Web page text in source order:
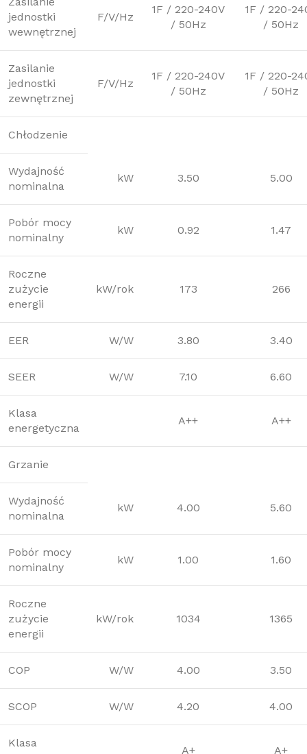
jednostki
wewnętrznej
F/V/Hz
1F / 220-240V
/ 50Hz
1F / 220-
/ 50Hz
Zasilanie
jednostki
zewnętrznej
F/V/Hz
1F / 220-240V
/ 50Hz
1F / 220-
/ 50Hz
Chłodzenie
Wydajność
nominalna
kW 3.50 5.00
Pobór mocy
nominalny
kW 0.92 1.47
Roczne
zużycie
energii
kW/rok 173 266
EER W/W 3.80 3.40
SEER W/W 7.10 6.60
Klasa
energetyczna
A++ A++
Grzanie
Wydajność
nominalna
kW 4.00 5.60
Pobór mocy
nominalny
kW 1.00 1.60
Roczne
zużycie
energii
kW/rok 1034 1365
COP W/W 4.00 3.50
SCOP W/W 4.20 4.00
Klasa
A+ A+